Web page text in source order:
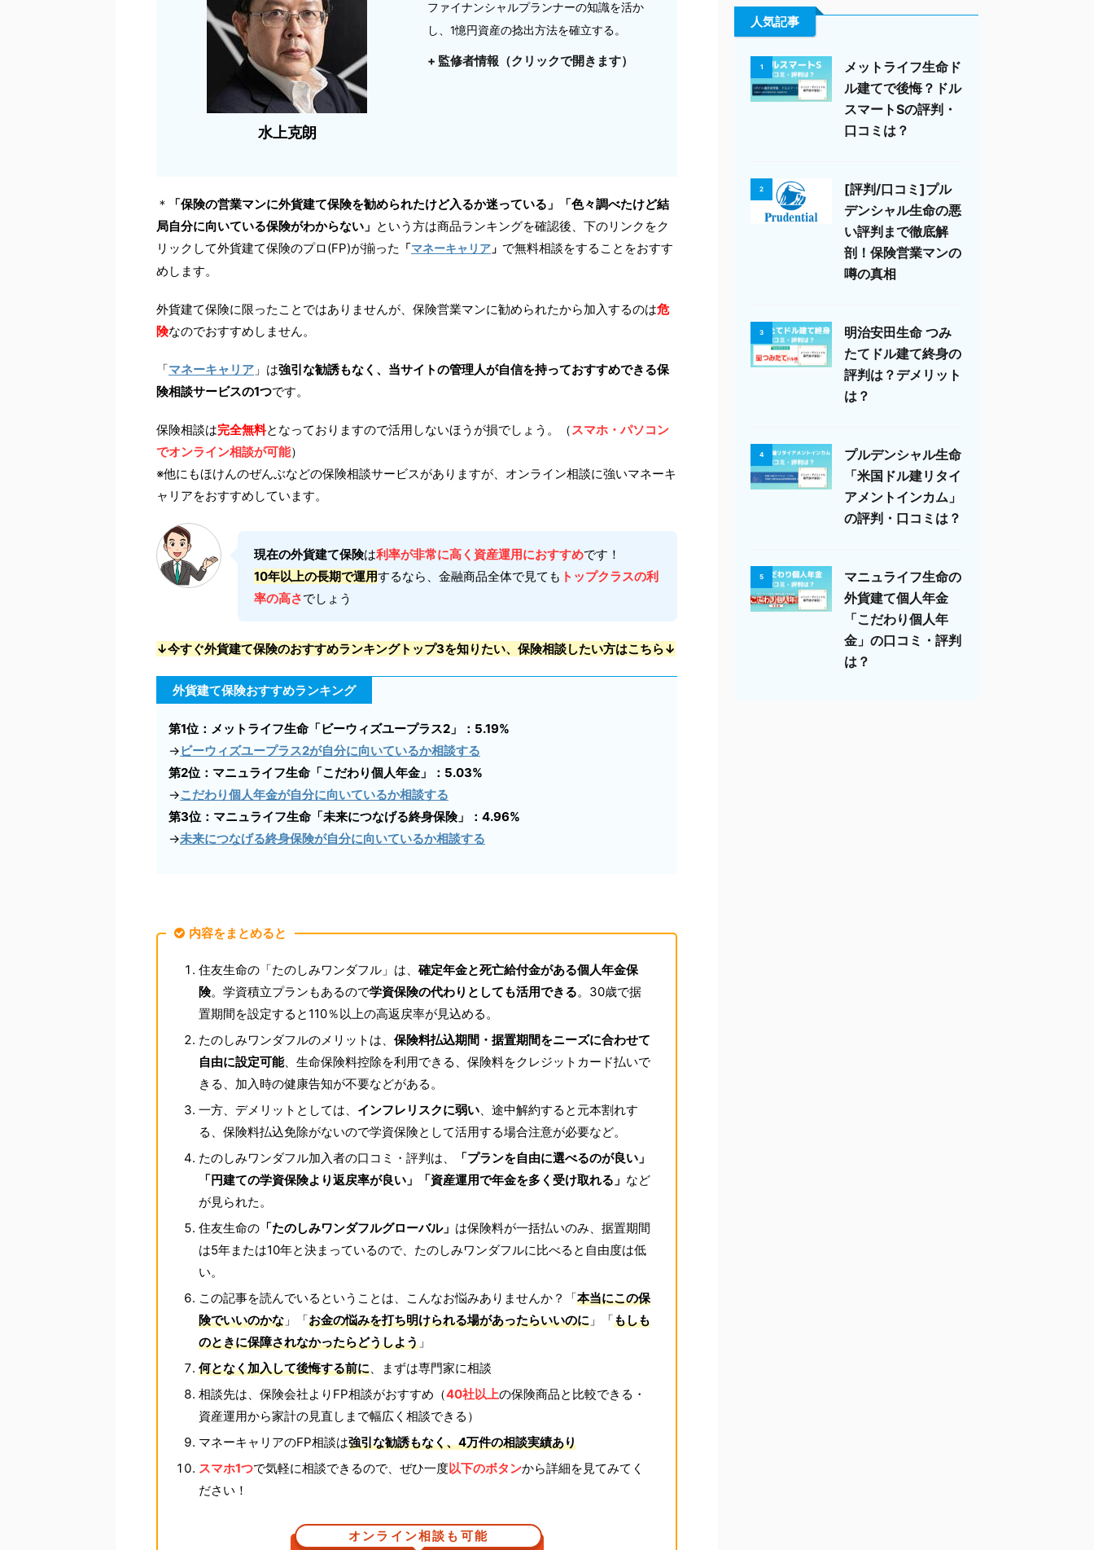
水上克朗
ファイナンシャルプランナーの知識を活か
し、1憶円資産の捻出方法を確立する。
+ 監修者情報（クリックで開きます）
＊
「保険の営業マンに外貨建て保険を勧められたけど入るか迷っている」「色々調べたけど結
局自分に向いている保険がわからない」 という方は商品ランキングを確認後、下のリンクをク
リックして外貨建て保険のプロ(FP)が揃った
「マネーキャリア 」 で無料相談をすることをおすす
めします。
外貨建て保険に限ったことではありませんが、保険営業マンに勧められたから加入するのは危
険なのでおすすめしません。
「マネーキャリア 」は強引な勧誘もなく、当サイトの管理人が自信を持っておすすめできる保
険相談サービスの1つです。
保険相談は完全無料となっておりますので活用しないほうが損でしょう。（スマホ・パソコン
でオンライン相談が可能）
※他にもほけんのぜんぶなどの保険相談サービスがありますが、オンライン相談に強いマネーキ
ャリアをおすすめしています。
現在の外貨建て保険は利率が非常に高く資産運用におすすめです！
10年以上の長期で運用するなら、金融商品全体で見ても トップクラスの利
率の高さでしょう
↓今すぐ外貨建て保険のおすすめランキングトップ3を知りたい、保険相談したい方はこちら↓
外貨建て保険おすすめランキング
第1位：メットライフ生命「ビーウィズユープラス2」：5.19%
→ ビーウィズユープラス2が自分に向いているか相談する
第2位：マニュライフ生命「こだわり個人年金」：5.03%
→こだわり個人年金が自分に向いているか相談する
第3位：マニュライフ生命「未来につなげる終身保険」：4.96%
→未来につなげる終身保険が自分に向いているか相談する
内容をまとめると
住友生命の「たのしみワンダフル」は、 確定年金と死亡給付金がある個人年金保
険。学資積立プランもあるので学資保険の代わりとしても活用できる。30歳で据
置期間を設定すると110％以上の高返戻率が見込める。
たのしみワンダフルのメリットは、 保険料払込期間・据置期間をニーズに合わせて
自由に設定可能、生命保険料控除を利用できる、保険料をクレジットカード払いで
きる、加入時の健康告知が不要などがある。
一方、デメリットとしては、 インフレリスクに弱い、途中解約すると元本割れす
る、保険料払込免除がないので学資保険として活用する場合注意が必要など。
たのしみワンダフル加入者の口コミ・評判は、
「プランを自由に選べるのが良い」
「円建ての学資保険より返戻率が良い」「資産運用で年金を多く受け取れる」 など
が見られた。
住友生命の 「たのしみワンダフルグローバル」 は保険料が一括払いのみ、据置期間
は5年または10年と決まっているので、たのしみワンダフルに比べると自由度は低
い。
この記事を読んでいるということは、こんなお悩みありませんか？
「本当にこの保
険でいいのかな 」「お金の悩みを打ち明けられる場があったらいいのに 」「もしも
のときに保障されなかったらどうしよう 」
何となく加入して後悔する前に、まずは専門家に相談
相談先は、保険会社よりFP相談がおすすめ（40社以上の保険商品と比較できる・
資産運用から家計の見直しまで幅広く相談できる）
マネーキャリアのFP相談は強引な勧誘もなく、4万件の相談実績あり
スマホ1つで気軽に相談できるので、ぜひ一度以下のボタンから詳細を見てみてく
ださい！
オンライン相談も可能
人気記事
1
メットライフ生命ド
ル建てで後悔？ドル
スマートSの評判・
口コミは？
2
[評判/口コミ]プル
デンシャル生命の悪
い評判まで徹底解
剖！保険営業マンの
噂の真相
3
明治安田生命 つみ
たてドル建て終身の
評判は？デメリット
は？
4
プルデンシャル生命
「米国ドル建リタイ
アメントインカム」
の評判・口コミは？
5
マニュライフ生命の
外貨建て個人年金
「こだわり個人年
金」の口コミ・評判
は？